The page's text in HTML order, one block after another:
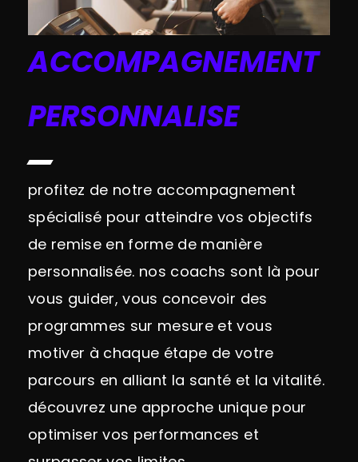
ACCOMPAGNEMENT
PERSONNALISE
profitez de notre accompagnement
spécialisé pour atteindre vos objectifs
de remise en forme de manière
personnalisée. nos coachs sont là pour
vous guider, vous concevoir des
programmes sur mesure et vous
motiver à chaque étape de votre
parcours en alliant la santé et la vitalité.
découvrez une approche unique pour
optimiser vos performances et